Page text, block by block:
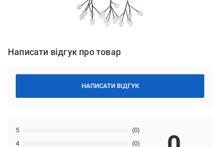
Написати відгук про товар
НАПИСАТИ ВІДГУК
4 (0)
5 (0)